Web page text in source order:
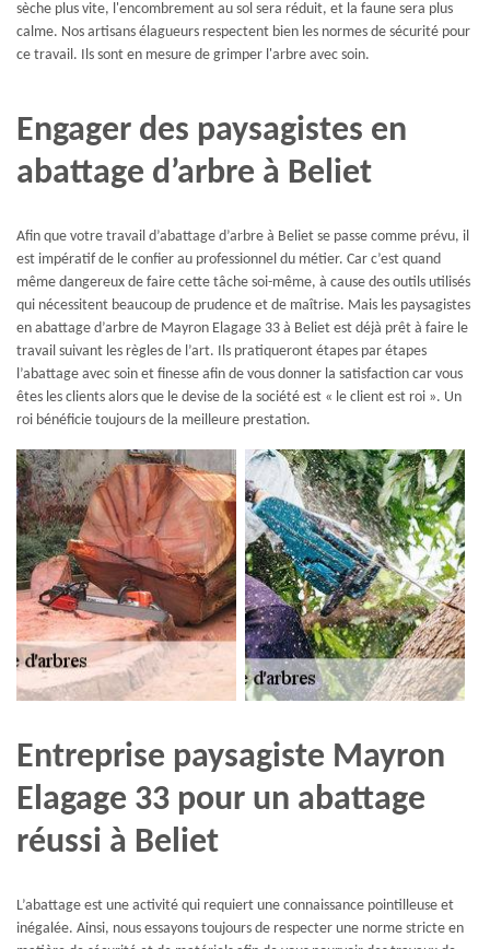
sèche plus vite, l'encombrement au sol sera réduit, et la faune sera plus
calme. Nos artisans élagueurs respectent bien les normes de sécurité pour
ce travail. Ils sont en mesure de grimper l'arbre avec soin.
Engager des paysagistes en
abattage d’arbre à Beliet
Afin que votre travail d’abattage d’arbre à Beliet se passe comme prévu, il
est impératif de le confier au professionnel du métier. Car c’est quand
même dangereux de faire cette tâche soi-même, à cause des outils utilisés
qui nécessitent beaucoup de prudence et de maîtrise. Mais les paysagistes
en abattage d’arbre de Mayron Elagage 33 à Beliet est déjà prêt à faire le
travail suivant les règles de l’art. Ils pratiqueront étapes par étapes
l’abattage avec soin et finesse afin de vous donner la satisfaction car vous
êtes les clients alors que le devise de la société est « le client est roi ». Un
roi bénéficie toujours de la meilleure prestation.
Entreprise paysagiste Mayron
Elagage 33 pour un abattage
réussi à Beliet
L’abattage est une activité qui requiert une connaissance pointilleuse et
inégalée. Ainsi, nous essayons toujours de respecter une norme stricte en